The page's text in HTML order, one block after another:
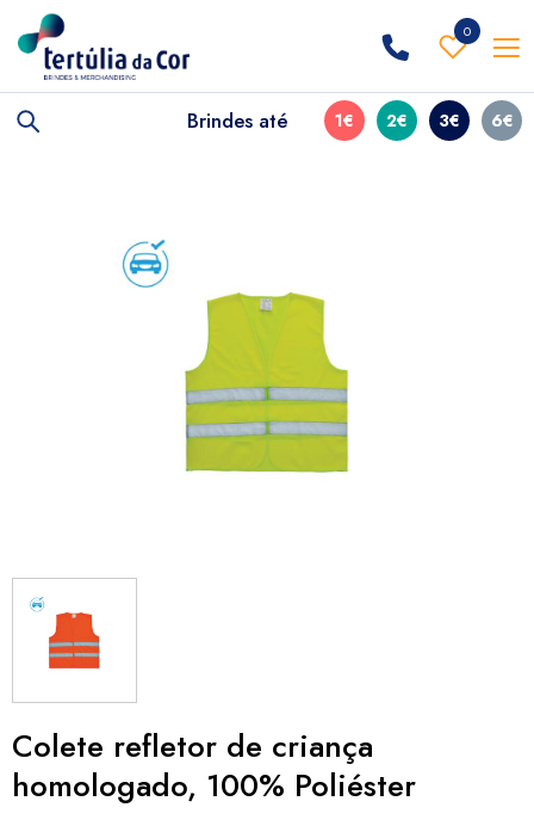
0
Brindes até 1€ 2€ 3€ 6€
Colete refletor de criança
homologado, 100% Poliéster